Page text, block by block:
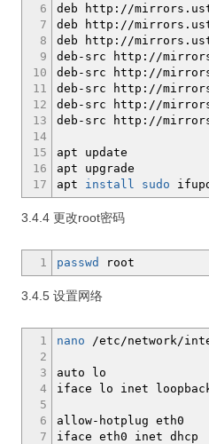
6
7
8
9
10
11
12
13
14
15
16
17
deb http: //
deb http: //
deb http: //
deb-src http: //
deb-src http: //
deb-src http: //
deb-src http: //
deb-src http: //
apt update
apt upgrade
apt install sudo
3.4.4 更改root密码
1 passwd root
3.4.5 设置网络
1
2
3
4
5
6
7
nano /etc /network /
auto lo
iface lo inet
allow-hotplug eth0
iface eth0 inet dhcp